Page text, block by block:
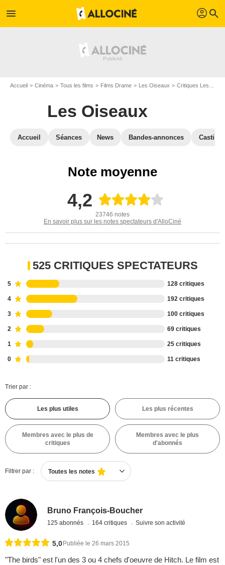
menu profil search
Accueil Cinéma Tous les films Films Drame Les Oiseaux Critiques Les Oiseaux
Les Oiseaux
Accueil Séances News Bandes-annonces Casting
Note moyenne
4,2
23746 notes
En savoir plus sur les notes spectateurs d'AlloCiné
525 CRITIQUES SPECTATEURS
5 128 critiques
4 192 critiques
3 100 critiques
2 69 critiques
1 25 critiques
0 11 critiques
Trier par :
Les plus utiles Les plus récentes
Membres avec le plus de
critiques
Membres avec le plus
d'abonnés
Filtrer par : Toutes les notes
Bruno François-Boucher
125 abonnés 164 critiques Suivre son activité
5,0 Publiée le 26 mars 2015
"The birds" est l'un des 3 ou 4 chefs d'oeuvre de Hitch. Le film est